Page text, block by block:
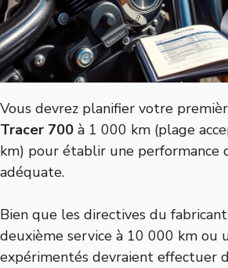
Vous devrez planifier votre
Tracer 700 à 1 000 km (plage
km) pour établir une performance
adéquate.
Bien que les directives du
deuxième service à 10 000 km ou
expérimentés devraient effectuer